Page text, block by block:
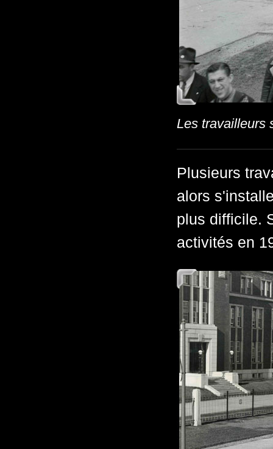
Les travailleurs
Plusieurs
alors
plus difficile.
activités en